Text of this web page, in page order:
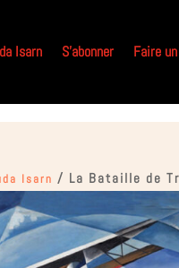
Isarn S’abonner Faire
Isarn / La Bataille de